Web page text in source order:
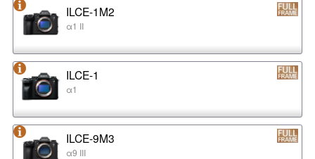
ILCE-1M2
α1 II
ILCE-1
α1
ILCE-9M3
α9 III